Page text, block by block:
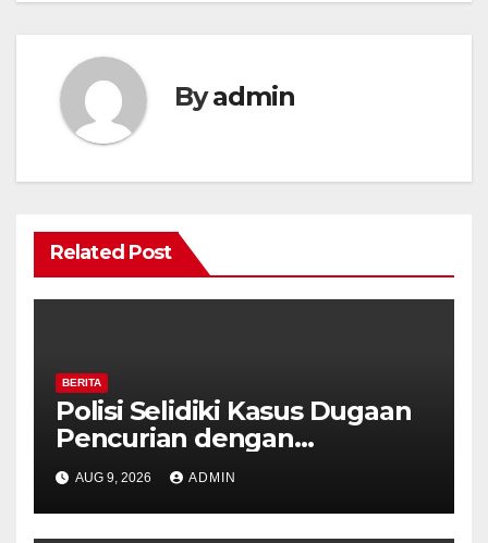
Byadmin
Related Post
BERITA
Polisi Selidiki Kasus Dugaan
Pencurian dengan
Kekerasan di Counter HP
Royal Phone Ambarawa.
AUG 9, 2026 ADMIN